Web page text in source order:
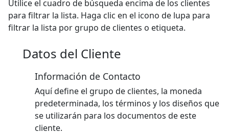
Utilice el cuadro de búsqueda encima de los clientes
para filtrar la lista. Haga clic en el icono de lupa para
filtrar la lista por grupo de clientes o etiqueta.
Datos del Cliente
Información de Contacto
Aquí define el grupo de clientes, la moneda
predeterminada, los términos y los diseños que
se utilizarán para los documentos de este
cliente.